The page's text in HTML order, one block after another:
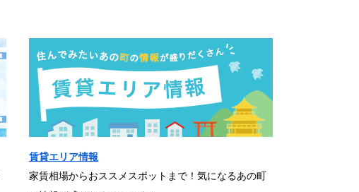
賃貸エリア情報
家賃相場からおススメスポットまで！気になるあの町